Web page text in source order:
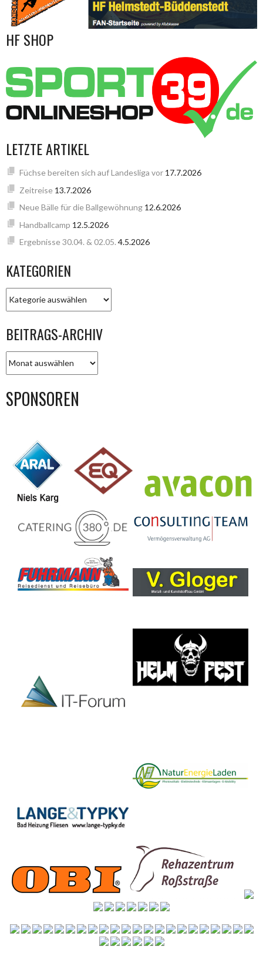
HF SHOP
LETZTE ARTIKEL
Füchse bereiten sich auf Landesliga vor 17.7.2026
Zeitreise 13.7.2026
Neue Bälle für die Ballgewöhnung 12.6.2026
Handballcamp 12.5.2026
Ergebnisse 30.04. & 02.05. 4.5.2026
KATEGORIEN
BEITRAGS-ARCHIV
ARCHIV
SPONSOREN